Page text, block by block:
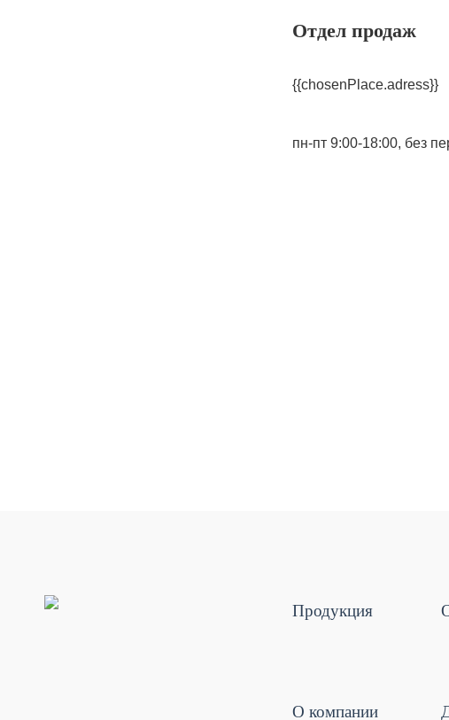
Отдел продаж
{{chosenPlace.adress}}
пн-пт 9:00-18:00, без
Продукция
О компании